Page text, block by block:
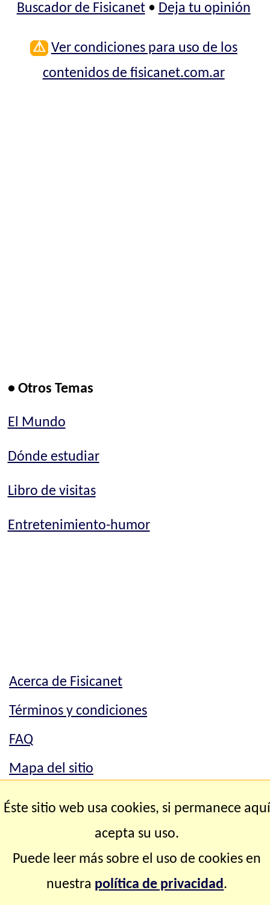
Buscador de Fisicanet• Deja tu opinión
⚠ Ver condiciones para uso de los
contenidos de fisicanet.com.ar
• Otros Temas
El Mundo
Dónde estudiar
Libro de visitas
Entretenimiento-humor
Acerca de Fisicanet
Términos y condiciones
FAQ
Mapa del sitio
Mapa del sitio
Éste sitio web usa cookies, si permanece aquí
acepta su uso.
Puede leer más sobre el uso de cookies en
nuestra política de privacidad.